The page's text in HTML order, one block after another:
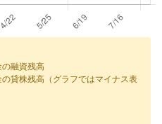
の融資残高
の貸株残高（グラフではマイナス表